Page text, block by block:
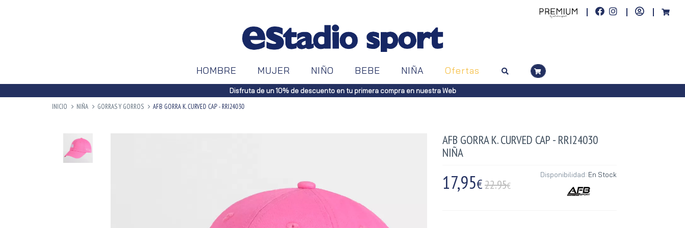
HOMBRE MUJER NIÑO BEBE NIÑA Ofertas
Disfruta de un 10% de descuento en tu primera compra en nuestra Web
INICIO NIÑA GORRAS Y GORROS AFB GORRA K. CURVED CAP - RRI24030
AFB GORRA K. CURVED CAP - RRI24030
NIÑA
17,95€22.95€
Disponibilidad: En Stock